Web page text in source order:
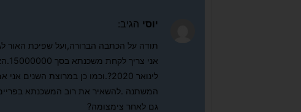
יוסי הגיב:
תודה על הכתבה הברורה,ועל שפיכת האור
לינואר 2020?.וכמו כן במרוצת
גם לאחר צימצומה?